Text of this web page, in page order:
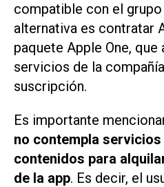
compatible con el
alternativa es contratar
paquete Apple One, que
servicios de la
suscripción.
Es importante
no contempla
contenidos para
de la app. Es decir, el